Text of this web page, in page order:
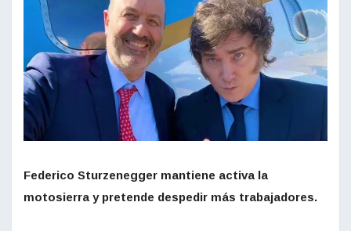
Federico Sturzenegger mantiene activa la
motosierra y pretende despedir más trabajadores.